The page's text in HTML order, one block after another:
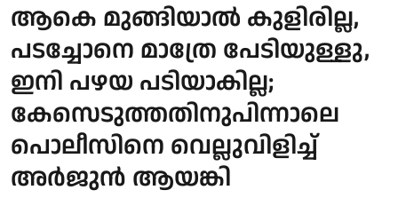
ആകെ മുങ്ങിയാൽ കുളിരില്ല,
പടച്ചോനെ മാത്രേ പേടിയുള്ളു,
ഇനി പഴയ പടിയാകില്ല;
കേസെടുത്തതിനുപിന്നാലെ
പൊലീസിനെ വെല്ലുവിളിച്ച്
അര്‍ജുന്‍ ആയങ്കി